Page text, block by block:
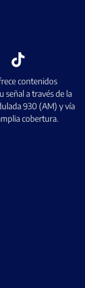
contenidos
señal a través de la
930 (AM) y vía
cobertura.